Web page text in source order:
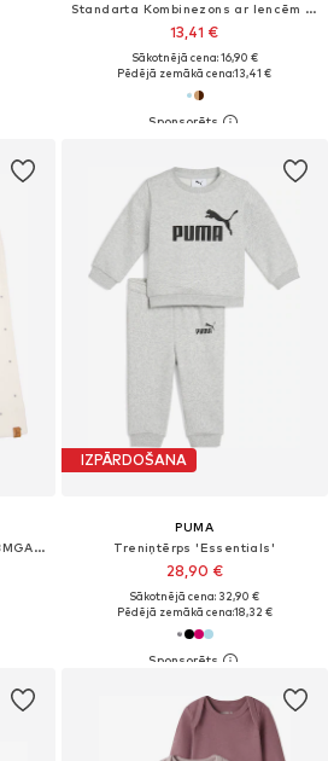
Standarta Kombinezons ar lencēm 'NBMVONNE'
13,41 €
Sākotnējā cena: 16,90 €
Pēdējā zemākā cena:13,41 €
Vaļīgs piegriezums Bikses 'NBMGAGO'
IZPĀRDOŠANA
PUMA
Treniņtērps 'Essentials'
28,90 €
Sākotnējā cena: 32,90 €
Pēdējā zemākā cena:18,32 €